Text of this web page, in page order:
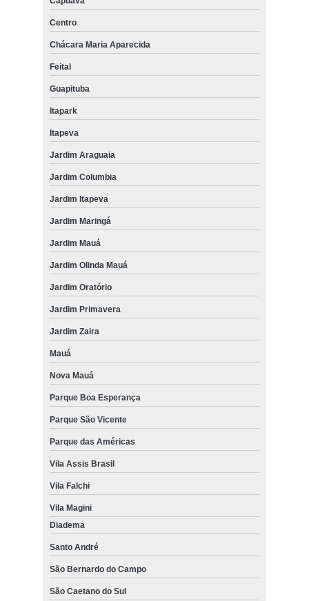
Centro
Chácara Maria Aparecida
Feital
Guapituba
Itapark
Itapeva
Jardim Araguaia
Jardim Columbia
Jardim Itapeva
Jardim Maringá
Jardim Mauá
Jardim Olinda Mauá
Jardim Oratório
Jardim Primavera
Jardim Zaira
Mauá
Nova Mauá
Parque Boa Esperança
Parque São Vicente
Parque das Américas
Vila Assis Brasil
Vila Falchi
Vila Magini
Diadema
Santo André
São Bernardo do Campo
São Caetano do Sul